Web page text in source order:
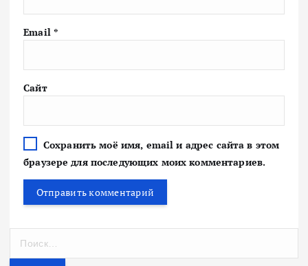
Email *
Сайт
Сохранить моё имя, email и адрес сайта в этом
браузере для последующих моих комментариев.